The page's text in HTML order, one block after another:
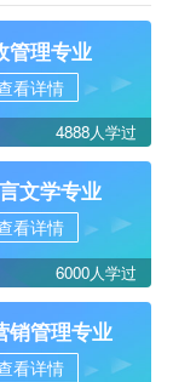
管理专业
看详情
4888人学过
文学专业
看详情
6000人学过
销管理专业
看详情